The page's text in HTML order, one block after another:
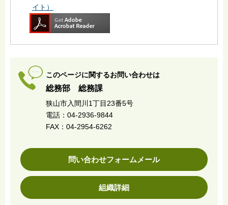
イト）
このページに関するお問い合わせは
総務部 総務課
狭山市入間川1丁目23番5号
電話：04-2936-9844
FAX：04-2954-6262
問い合わせフォームメール
組織詳細